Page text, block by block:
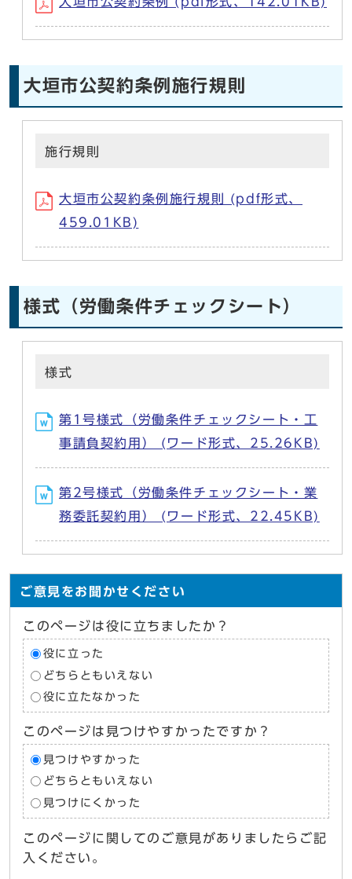
大垣市公契約条例施行規則
施行規則
大垣市公契約条例施行規則 (pdf形式、
459.01KB)
様式（労働条件チェックシート）
様式
第1号様式（労働条件チェックシート・工
事請負契約用） (ワード形式、25.26KB)
第2号様式（労働条件チェックシート・業
務委託契約用） (ワード形式、22.45KB)
ご意見をお聞かせください
このページは役に立ちましたか？
役に立った
どちらともいえない
役に立たなかった
このページは見つけやすかったですか？
見つけやすかった
どちらともいえない
見つけにくかった
このページに関してのご意見がありましたらご記
入ください。